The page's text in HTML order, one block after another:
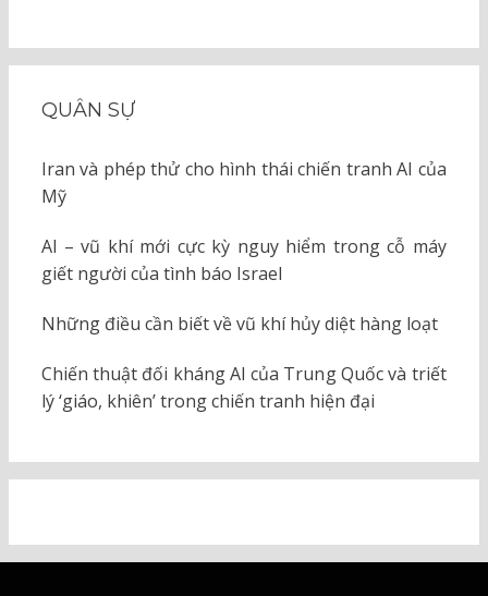
QUÂN SỰ
Iran và phép thử cho hình thái chiến tranh AI của
Mỹ
AI – vũ khí mới cực kỳ nguy hiểm trong cỗ máy
giết người của tình báo Israel
Những điều cần biết về vũ khí hủy diệt hàng loạt
Chiến thuật đối kháng AI của Trung Quốc và triết
lý ‘giáo, khiên’ trong chiến tranh hiện đại